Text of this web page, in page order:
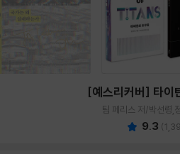
[예스리커버] 타이
팀 페리스 저/박선령,
9.3 (